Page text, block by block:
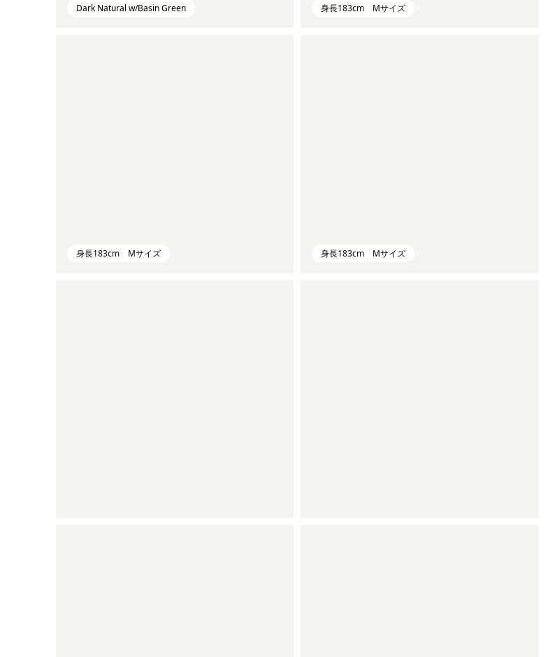
Dark Natural w/Basin Green 身長183cm Mサイズ
身長183cm Mサイズ 身長183cm Mサイズ